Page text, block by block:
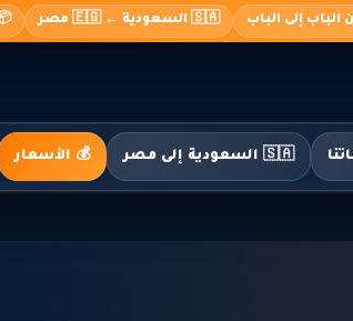
الباب إلى الباب 🇸🇦 السعودية ← 🇪🇬 مصر
🇸🇦 السعودية إلى مصر 💰 الأسعار